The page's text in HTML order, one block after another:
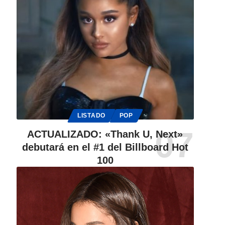
LISTADO POP
ACTUALIZADO: «Thank U, Next»
debutará en el #1 del Billboard Hot
100